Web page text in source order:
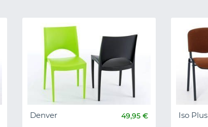
Denver 49,95 € Iso Plus